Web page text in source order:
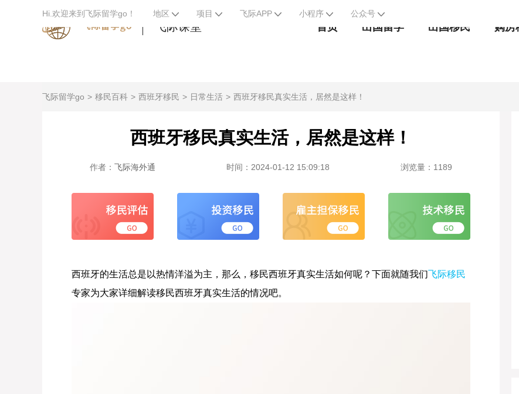
Hi.欢迎来到飞际留学go！ 地区 项目 飞际APP 小程序 公众号
飞际课堂 首页 出国留学 出国移民 购房
飞际留学go 移民百科 西班牙移民 日常生活 西班牙移民真实生活，居然是这样！
西班牙移民真实生活，居然是这样！
作者： 飞际海外通 时间：2024-01-12 15:09:18 浏览量：1189
西班牙的生活总是以热情洋溢为主，那么，移民西班牙真实生活如何呢？下面就随我们飞际移民
专家为大家详细解读移民西班牙真实生活的情况吧。